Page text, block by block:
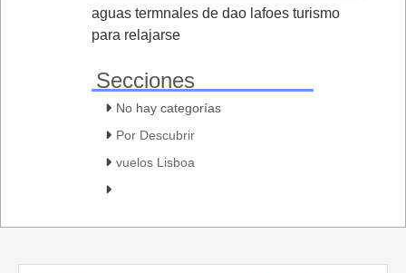
aguas termnales de dao lafoes turismo
para relajarse
Secciones
No hay categorías
Por Descubrir
vuelos Lisboa